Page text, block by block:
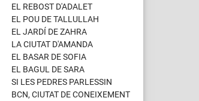
EL REBOST D'ADALET
EL POU DE TALLULLAH
EL JARDÍ DE ZAHRA
LA CIUTAT D'AMANDA
EL BASAR DE SOFIA
EL BAGUL DE SARA
SI LES PEDRES PARLESSIN
BCN, CIUTAT DE CONEIXEMENT